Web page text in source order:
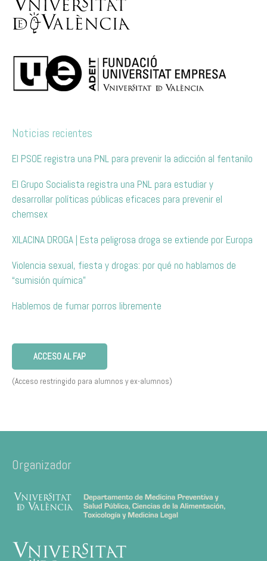
Noticias recientes
El PSOE registra una PNL para prevenir la adicción al fentanilo
El Grupo Socialista registra una PNL para estudiar y
desarrollar políticas públicas eficaces para prevenir el
chemsex
XILACINA DROGA | Esta peligrosa droga se extiende por Europa
Violencia sexual, fiesta y drogas: por qué no hablamos de
“sumisión química”
Hablemos de fumar porros libremente
ACCESO AL FAP
(Acceso restringido para alumnos y ex-alumnos)
Organizador